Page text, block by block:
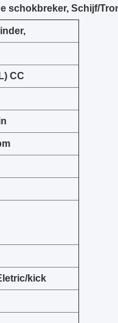
schokbreker, Schijf/
CC
kick